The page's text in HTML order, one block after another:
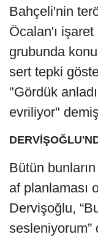
Bahçeli'nin
Öcalan'ı
grubunda
sert tepki
"Gördük
evriliyor"
Bütün
af planlaması
Dervişoğlu,
sesleniyorum”